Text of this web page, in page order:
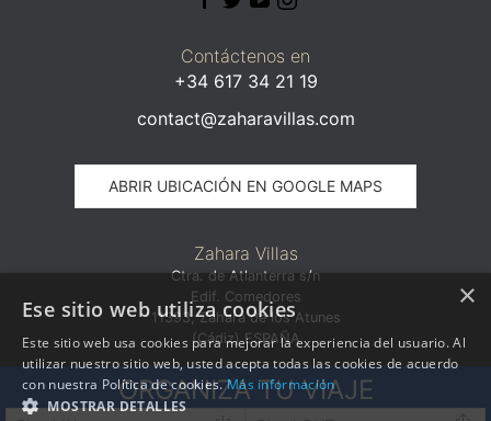
ORGANIZA TU VIAJE
Contáctenos en
+34 617 34 21 19
contact@zaharavillas.com
ABRIR UBICACIÓN EN GOOGLE MAPS
Zahara Villas
Ctra. de Atlanterra s/n
Edif. Comedores
11393, Zahara de los Atunes
(Cádiz) ESPAÑA
Cádiz Properties SLU · Inscrita en el Registro Mercantil de Cádiz · CIF:
b72107667 · © Todos los derechos reservados ·
·
×
Ese sitio web utiliza cookies
Este sitio web usa cookies para mejorar la experiencia del usuario. Al
utilizar nuestro sitio web, usted acepta todas las cookies de acuerdo
con nuestra Política de cookies.Más información
MOSTRAR DETALLES